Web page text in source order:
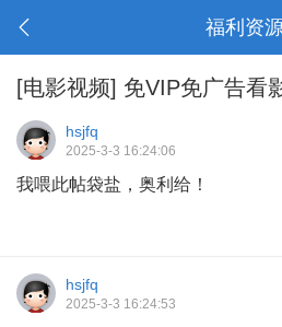
福利资
[电影视频] 免VIP免广告看
hsjfq
2025-3-3 16:24:06
我喂此帖袋盐，奥利给！
hsjfq
2025-3-3 16:24:53